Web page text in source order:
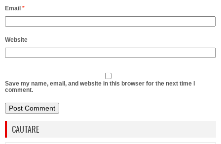
Email *
Website
Save my name, email, and website in this browser for the next time I
comment.
CAUTARE